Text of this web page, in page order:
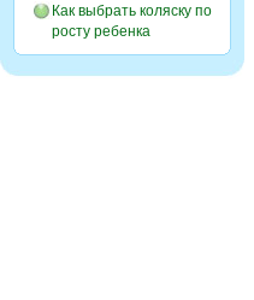
Как выбрать коляску по
росту ребенка